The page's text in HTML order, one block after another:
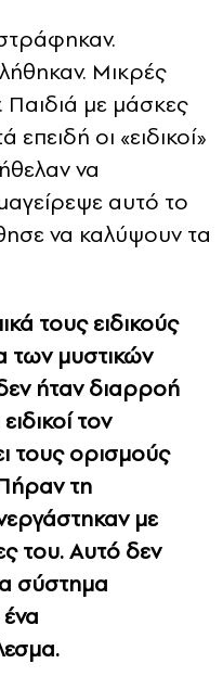
Μικρές
Παιδιά με μάσκες
οι «ειδικοί»
να
αυτό το
να καλύψουν τα
τους ειδικούς
των μυστικών
ήταν διαρροή
τον
τους ορισμούς
τη
με
του. Αυτό δεν
σύστημα